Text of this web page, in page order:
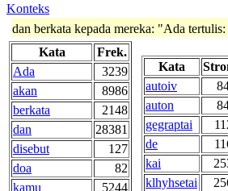
Konteks
dan berkata kepada mereka: "Ada tertulis:
Kata
Frek.
Ada
3239
akan
8986
berkata
2148
dan
28381
disebut
127
doa
82
kamu
5244
Kata
autoiv
auton
gegraptai
de
kai
klhyhsetai